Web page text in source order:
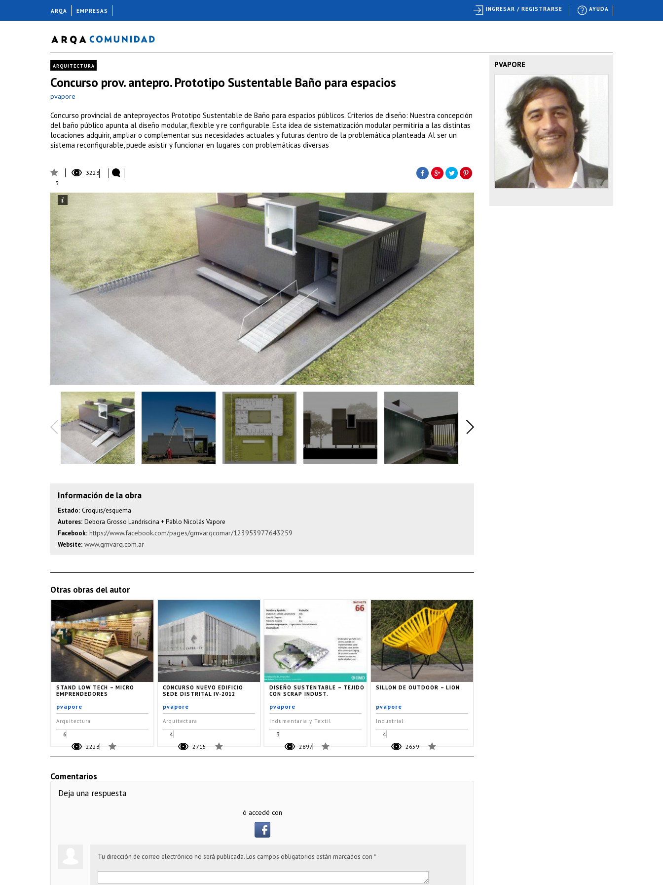
ARQUITECTURA
Concurso prov. antepro. Prototipo Sustentable Baño para espacios
pvapore
Concurso provincial de anteproyectos Prototipo Sustentable de Baño para espacios públicos. Criterios de diseño: Nuestra concepción
del baño público apunta al diseño modular, flexible y re configurable. Esta idea de sistematización modular permitiría a las distintas
locaciones adquirir, ampliar o complementar sus necesidades actuales y futuras dentro de la problemática planteada. Al ser un
sistema reconfigurable, puede asistir y funcionar en lugares con problemáticas diversas
3223
3
Información de la obra
Estado: Croquis/esquema
Autores: Debora Grosso Landriscina + Pablo Nicolás Vapore
Facebook: https://www.facebook.com/pages/gmvarqcomar/123953977643259
Website: www.gmvarq.com.ar
Otras obras del autor
STAND LOW TECH – MICRO
EMPRENDEDORES
pvapore
Arquitectura
6
2223
CONCURSO NUEVO EDIFICIO
SEDE DISTRITAL IV-2012
pvapore
Arquitectura
4
2715
DISEÑO SUSTENTABLE – TEJIDO
CON SCRAP INDUST.
pvapore
Indumentaria y Textil
3
2897
SILLON DE OUTDOOR – LION
pvapore
Industrial
4
2659
Comentarios
Deja una respuesta
ó accedé con
Tu dirección de correo electrónico no será publicada. Los campos obligatorios están marcados con *
PVAPORE
ARQA EMPRESAS AYUDA
INGRESAR / REGISTRARSE